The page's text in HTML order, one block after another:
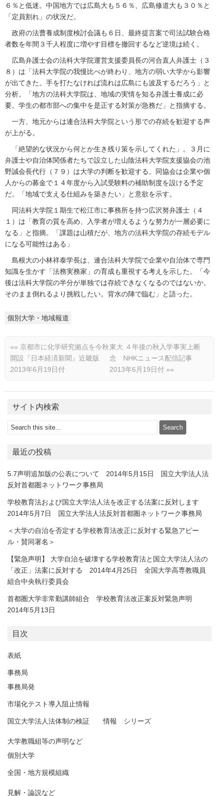
６％と低迷。中国地方では広島大も５６％、広島修道大も３０％と
「定員割れ」の状況だ。
政府の法曹養成制度検討会議も６日、最終提言案で司法試験合格
者数を年間３千人程度に増やす目標を撤回するなど逆境は続く。
広島弁護士会の法科大学院運営支援委員長の河合直人弁護士（３
８）は「法科大学院の我慢比べが終わり、地方の弱い大学から影響
が出てきた。手を打たなければ流れは広島にも波及するだろう」と
分析。「地方の法科大学院は、地域の実情を知る弁護士養成に必
要。学生の都市部への集中を是正する対策が急務だ」と指摘する。
一方、地元からは連合法科大学院という形での存続を歓迎する声
が上がる。
「絶望的な状況から何とか生き残り策を示してくれた」。３月に
弁護士や自治体関係者たちで設立した山陰法科大学院支援協会の池
野誠会長代行（７９）は大学の判断を歓迎する。同協会は企業や個
人からの募金で１４年度から入試受験料の補助制度を設ける予定
だ。「地域で支える仕組みを築きたい」と意欲を示す。
同法科大学院１期生で松江市に事務所を持つ広沢努弁護士（４
１）は「教育の質を高め、入学者が増えるような努力が一層必要に
なる」と指摘。「課題は山積だが、地方の法科大学院の存続モデル
になる可能性はある」
島根大の小林祥泰学長は、連合法科大学院で企業や自治体で専門
知識を生かす「法務実務家」の育成も重視する考えを示した。「今
後は法科大学院の半分が単独では存続できなくなるのではないか。
そのまま倒れるより挑戦したい。背水の陣で臨む」と語った。
個別大学・地域報道
«« 京都市に化学研究拠点を今秋
開設『日本経済新聞』近畿版
2013年6月19日付
東大 ４年後の秋入学事実上断
念 NHKニュース配信記事
2013年6月19日付 »»
サイト内検索
最近の投稿
5.7声明追加版の公表について 2014年5月15日 国立大学法人法
反対首都圏ネットワーク事務局
学校教育法および国立大学法人法を改正する法案に反対します
2014年5月7日 国立大学法人法反対首都圏ネットワーク事務局
＜大学の自治を否定する学校教育法改正に反対する緊急アピー
ル・賛同署名＞
【緊急声明】 大学自治を破壊する学校教育法と国立大学法人法の
「改正」法案に反対する 2014年4月25日 全国大学高専教職員
組合中央執行委員会
首都圏大学非常勤講師組合 学校教育法改正案反対緊急声明
2014年5月13日
目次
表紙
事務局
事務局発
市場化テスト導入阻止情報
国立大学法人法体制の検証 情報 シリーズ
大学教職組等の声明など
個別大学
全国・地方規模組織
見解・論説など